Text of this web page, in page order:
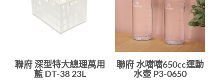
聯府 深型特大總理萬用
藍 DT-38 23L
聯府 水噹噹650cc運動
水壺 P3-0650